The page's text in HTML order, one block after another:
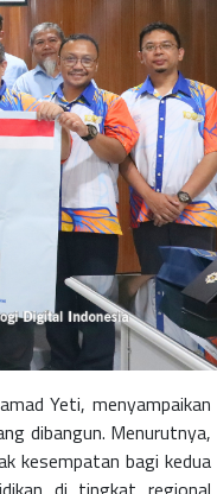
Yeti, menyampaikan
dibangun. Menurutnya,
kesempatan bagi kedua